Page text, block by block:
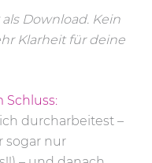
Download. Kein
Klarheit für deine
Schluss:
durcharbeitest –
sogar nur